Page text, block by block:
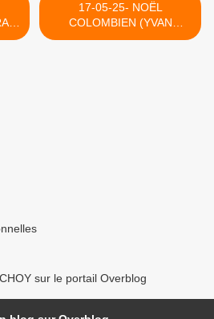
17-05-25- NOËL
COLOMBIEN (YVAN
BALCHOY) >
sur le portail Overblog